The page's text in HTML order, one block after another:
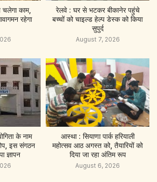
काम,
रहेगा
रेलवे : घर से भटकर बीकानेर पहुंचे
बच्चों को चाइल्ड हेल्प डेस्क को किया
सुपुर्द
August 7, 2026
के नाम
इस संगठन
ज्ञापन
आस्था : सियाणा पार्क हरियाली
महोत्सव आठ अगस्त को, तैयारियों को
दिया जा रहा अंतिम रूप
August 6, 2026